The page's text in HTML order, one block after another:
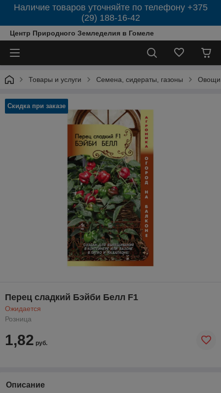
Наличие товаров уточняйте по телефону +375
(29) 188-16-42
Центр Природного Земледелия в Гомеле
Товары и услуги Семена, сидераты, газоны Овощи
Скидка при заказе
Перец сладкий Бэйби Белл F1
Ожидается
Розница
1,82 руб.
Описание